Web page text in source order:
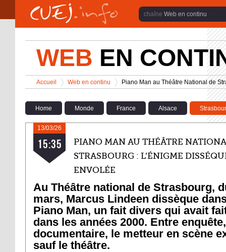
Aller au contenu principal
Web en continu
WEB EN
Vous êtes ici
Accueil
>
Web en continu
>
Piano Man au Théâtre National de
Home Monde France Alsace
13/03/26
15:35
PIANO MAN AU THÉÂTRE
STRASBOURG : L’ÉNIGME
ENVOLÉE
Au Théâtre national de Strasbourg,
mars, Marcus Lindeen dissèque
Piano Man, un fait divers qui avait
dans les années 2000. Entre
documentaire, le metteur en scène
sauf le théâtre.